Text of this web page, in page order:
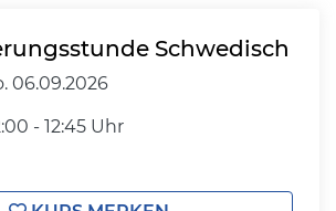
Schwedisch
06.09.2026
- 12:45 Uhr